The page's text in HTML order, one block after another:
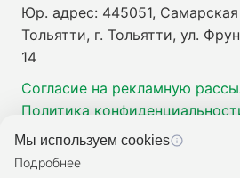
Юр. адрес: 445051, Самарская
Тольятти, г. Тольятти, ул.
14
Согласие на рекламную
Политика
Мы используем cookies
Подробнее